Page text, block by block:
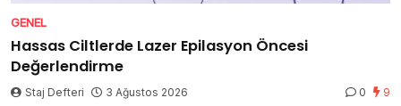
GENEL
Hassas Ciltlerde Lazer Epilasyon Öncesi
Değerlendirme
Staj Defteri 3 Ağustos 2026 0 9